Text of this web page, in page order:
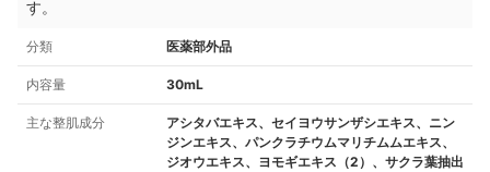
す。
分類 医薬部外品
内容量 30mL
主な整肌成分
アシタバエキス、セイヨウサンザシエキス、ニン
ジンエキス、パンクラチウムマリチムムエキス、
ジオウエキス、ヨモギエキス（2）、サクラ葉抽出